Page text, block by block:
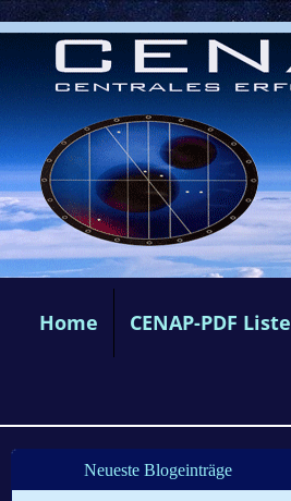
Home CENAP-PDF Liste
Neueste Blogeinträge